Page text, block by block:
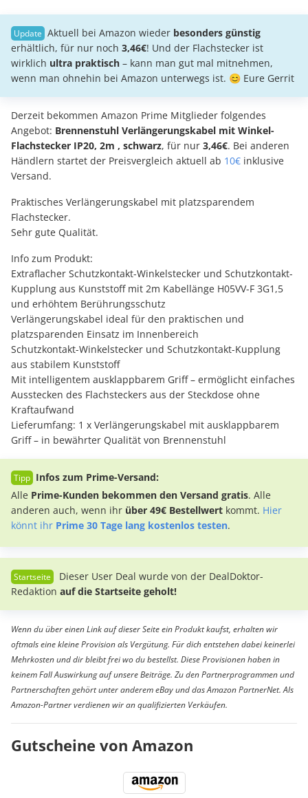
Aktuell bei Amazon wieder besonders günstig
erhältlich, für nur noch 3,46€! Und der Flachstecker ist
wirklich ultra praktisch – kann man gut mal mitnehmen,
wenn man ohnehin bei Amazon unterwegs ist. 😊 Eure Gerrit
Derzeit bekommen Amazon Prime Mitglieder folgendes
Angebot: Brennenstuhl Verlängerungskabel mit Winkel-
Flachstecker IP20, 2m , schwarz, für nur 3,46€. Bei anderen
Händlern startet der Preisvergleich aktuell ab 10€ inklusive
Versand.
Praktisches Verlängerungskabel mit platzsparendem
Flachstecker.
Sehr gute Qualität.
Info zum Produkt:
Extraflacher Schutzkontakt-Winkelstecker und Schutzkontakt-
Kupplung aus Kunststoff mit 2m Kabellänge H05VV-F 3G1,5
und erhöhtem Berührungsschutz
Verlängerungskabel ideal für den praktischen und
platzsparenden Einsatz im Innenbereich
Schutzkontakt-Winkelstecker und Schutzkontakt-Kupplung
aus stabilem Kunststoff
Mit intelligentem ausklappbarem Griff – ermöglicht einfaches
Ausstecken des Flachsteckers aus der Steckdose ohne
Kraftaufwand
Lieferumfang: 1 x Verlängerungskabel mit ausklappbarem
Griff – in bewährter Qualität von Brennenstuhl
Infos zum Prime-Versand:
Alle Prime-Kunden bekommen den Versand gratis. Alle
anderen auch, wenn ihr über 49€ Bestellwert kommt. Hier
könnt ihr Prime 30 Tage lang kostenlos testen.
Dieser User Deal wurde von der DealDoktor-
Redaktion auf die Startseite geholt!
Wenn du über einen Link auf dieser Seite ein Produkt kaufst, erhalten wir
oftmals eine kleine Provision als Vergütung. Für dich entstehen dabei keinerlei
Mehrkosten und dir bleibt frei wo du bestellst. Diese Provisionen haben in
keinem Fall Auswirkung auf unsere Beiträge. Zu den Partnerprogrammen und
Partnerschaften gehört unter anderem eBay und das Amazon PartnerNet. Als
Amazon-Partner verdienen wir an qualifizierten Verkäufen.
Gutscheine von Amazon